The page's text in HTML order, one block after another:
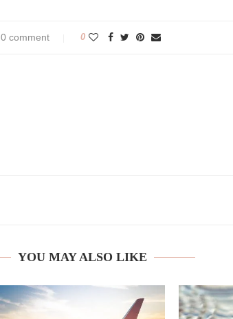
0 comment 0
YOU MAY ALSO LIKE